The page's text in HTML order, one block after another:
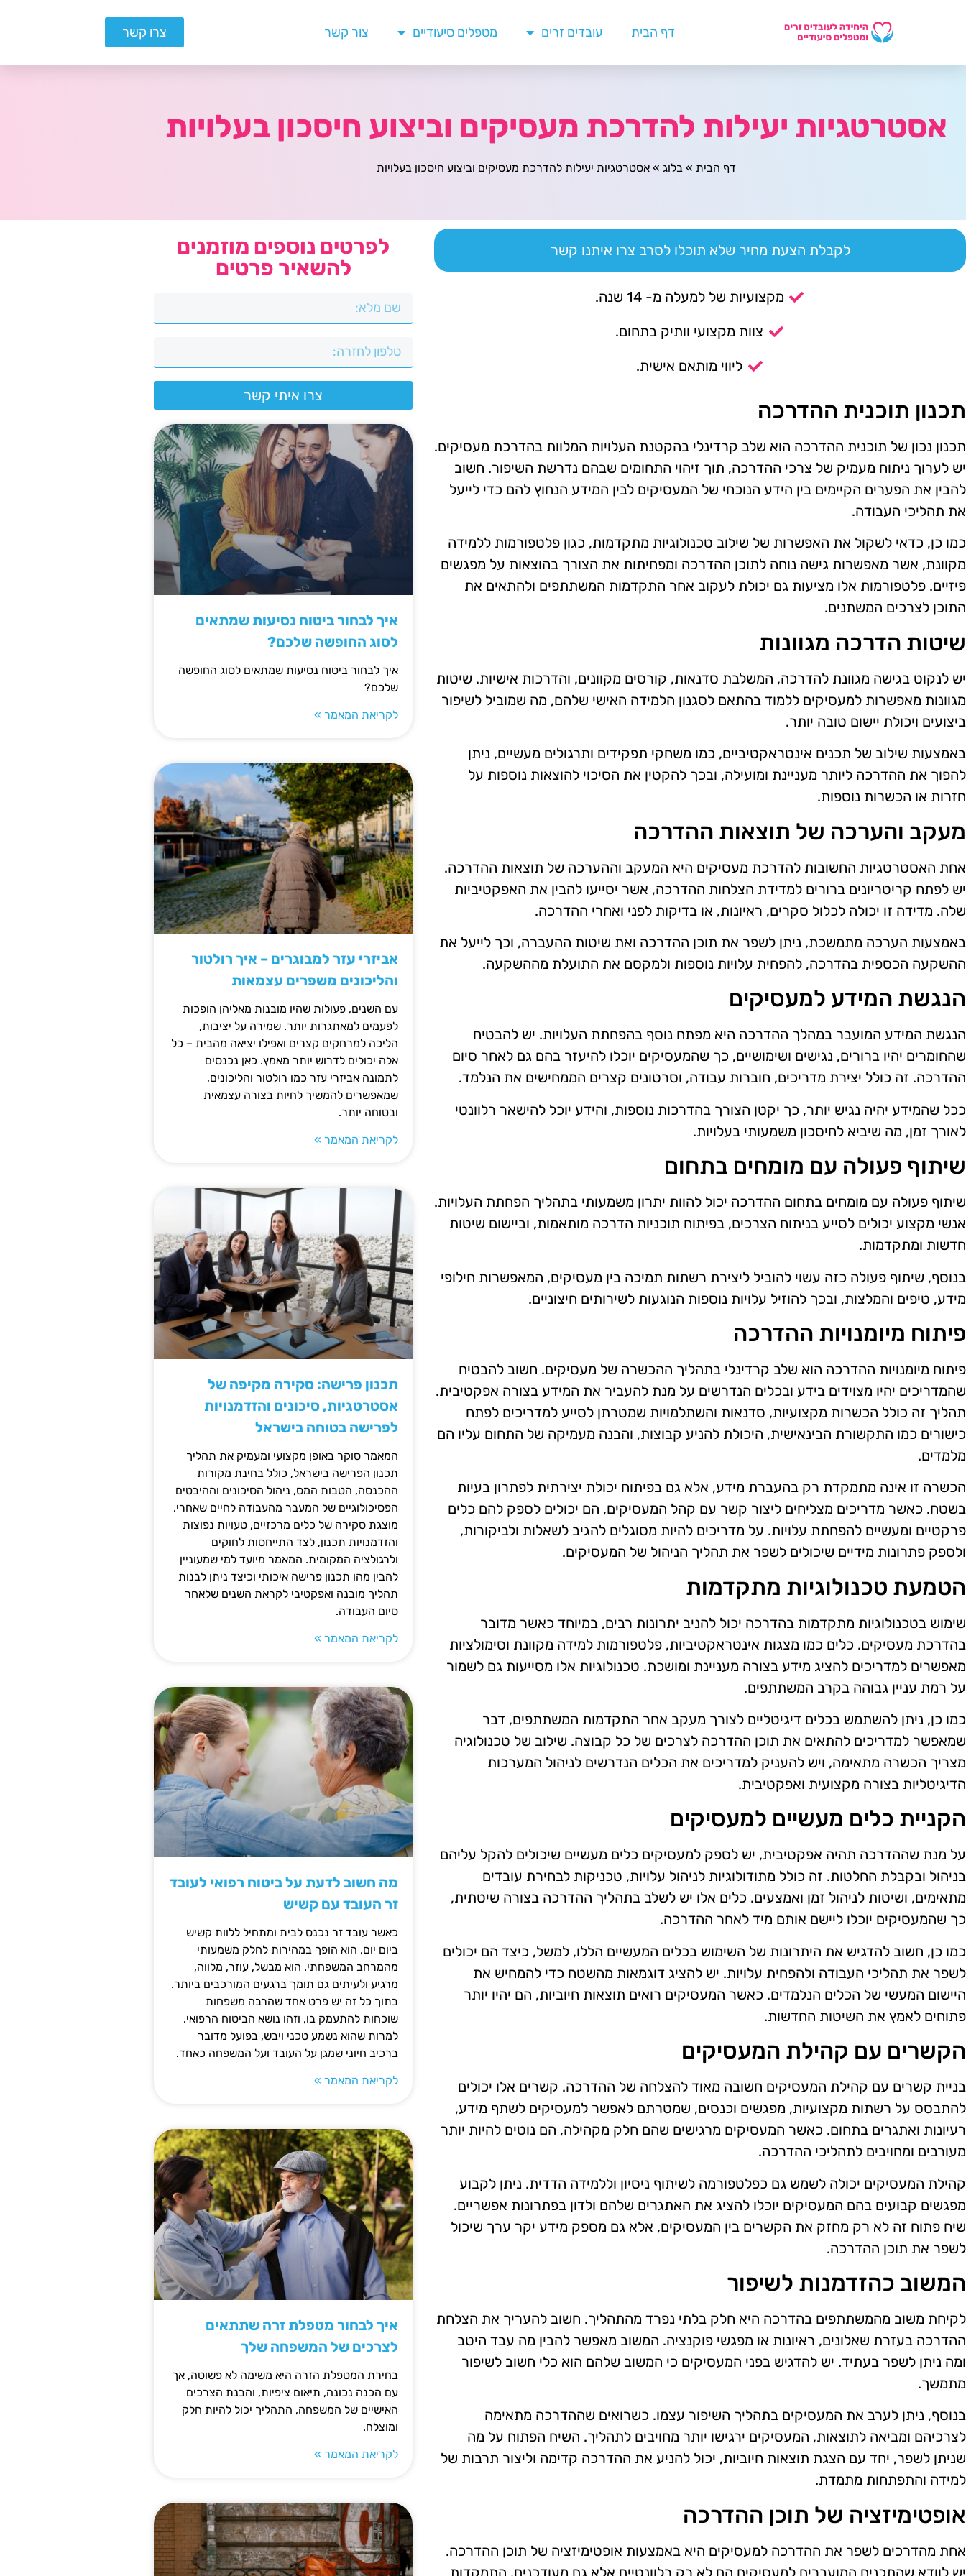
דף הבית עובדים זרים מטפלים סיעודיים צור קשר צרו קשר
אסטרטגיות יעילות להדרכת מעסיקים וביצוע חיסכון בעלויות
דף הבית » בלוג » אסטרטגיות יעילות להדרכת מעסיקים וביצוע חיסכון בעלויות
לקבלת הצעת מחיר שלא תוכלו לסרב צרו איתנו קשר
מקצועיות של למעלה מ- 14 שנה.
צוות מקצועי וותיק בתחום.
ליווי מותאם אישית.
תכנון תוכנית ההדרכה
תכנון נכון של תוכנית ההדרכה הוא שלב קרדינלי בהקטנת העלויות המלוות בהדרכת מעסיקים.
יש לערוך ניתוח מעמיק של צרכי ההדרכה, תוך זיהוי התחומים שבהם נדרשת השיפור. חשוב
להבין את הפערים הקיימים בין הידע הנוכחי של המעסיקים לבין המידע הנחוץ להם כדי לייעל
את תהליכי העבודה.
כמו כן, כדאי לשקול את האפשרות של שילוב טכנולוגיות מתקדמות, כגון פלטפורמות ללמידה
מקוונת, אשר מאפשרות גישה נוחה לתוכן ההדרכה ומפחיתות את הצורך בהוצאות על מפגשים
פיזיים. פלטפורמות אלו מציעות גם יכולת לעקוב אחר התקדמות המשתתפים ולהתאים את
התוכן לצרכים המשתנים.
שיטות הדרכה מגוונות
יש לנקוט בגישה מגוונת להדרכה, המשלבת סדנאות, קורסים מקוונים, והדרכות אישיות. שיטות
מגוונות מאפשרות למעסיקים ללמוד בהתאם לסגנון הלמידה האישי שלהם, מה שמוביל לשיפור
ביצועים ויכולת יישום טובה יותר.
באמצעות שילוב של תכנים אינטראקטיביים, כמו משחקי תפקידים ותרגולים מעשיים, ניתן
להפוך את ההדרכה ליותר מעניינת ומועילה, ובכך להקטין את הסיכוי להוצאות נוספות על
חזרות או הכשרות נוספות.
מעקב והערכה של תוצאות ההדרכה
אחת האסטרטגיות החשובות להדרכת מעסיקים היא המעקב וההערכה של תוצאות ההדרכה.
יש לפתח קריטריונים ברורים למדידת הצלחות ההדרכה, אשר יסייעו להבין את האפקטיביות
שלה. מדידה זו יכולה לכלול סקרים, ראיונות, או בדיקות לפני ואחרי ההדרכה.
באמצעות הערכה מתמשכת, ניתן לשפר את תוכן ההדרכה ואת שיטות ההעברה, וכך לייעל את
ההשקעה הכספית בהדרכה, להפחית עלויות נוספות ולמקסם את התועלת מההשקעה.
הנגשת המידע למעסיקים
הנגשת המידע המועבר במהלך ההדרכה היא מפתח נוסף בהפחתת העלויות. יש להבטיח
שהחומרים יהיו ברורים, נגישים ושימושיים, כך שהמעסיקים יוכלו להיעזר בהם גם לאחר סיום
ההדרכה. זה כולל יצירת מדריכים, חוברות עבודה, וסרטונים קצרים הממחישים את הנלמד.
ככל שהמידע יהיה נגיש יותר, כך יקטן הצורך בהדרכות נוספות, והידע יוכל להישאר רלוונטי
לאורך זמן, מה שיביא לחיסכון משמעותי בעלויות.
שיתוף פעולה עם מומחים בתחום
שיתוף פעולה עם מומחים בתחום ההדרכה יכול להוות יתרון משמעותי בתהליך הפחתת העלויות.
אנשי מקצוע יכולים לסייע בניתוח הצרכים, בפיתוח תוכניות הדרכה מותאמות, וביישום שיטות
חדשות ומתקדמות.
בנוסף, שיתוף פעולה כזה עשוי להוביל ליצירת רשתות תמיכה בין מעסיקים, המאפשרות חילופי
מידע, טיפים והמלצות, ובכך להוזיל עלויות נוספות הנוגעות לשירותים חיצוניים.
פיתוח מיומנויות ההדרכה
פיתוח מיומנויות ההדרכה הוא שלב קרדינלי בתהליך ההכשרה של מעסיקים. חשוב להבטיח
שהמדריכים יהיו מצוידים בידע ובכלים הנדרשים על מנת להעביר את המידע בצורה אפקטיבית.
תהליך זה כולל הכשרות מקצועיות, סדנאות והשתלמויות שמטרתן לסייע למדריכים לפתח
כישורים כמו התקשורת הבינאישית, היכולת להניע קבוצות, והבנה מעמיקה של התחום עליו הם
מלמדים.
הכשרה זו אינה מתמקדת רק בהעברת מידע, אלא גם בפיתוח יכולת יצירתית לפתרון בעיות
בשטח. כאשר מדריכים מצליחים ליצור קשר עם קהל המעסיקים, הם יכולים לספק להם כלים
פרקטיים ומעשיים להפחתת עלויות. על מדריכים להיות מסוגלים להגיב לשאלות ולביקורות,
ולספק פתרונות מידיים שיכולים לשפר את תהליך הניהול של המעסיקים.
הטמעת טכנולוגיות מתקדמות
שימוש בטכנולוגיות מתקדמות בהדרכה יכול להניב יתרונות רבים, במיוחד כאשר מדובר
בהדרכת מעסיקים. כלים כמו מצגות אינטראקטיביות, פלטפורמות למידה מקוונת וסימולציות
מאפשרים למדריכים להציג מידע בצורה מעניינת ומושכת. טכנולוגיות אלו מסייעות גם לשמור
על רמת עניין גבוהה בקרב המשתתפים.
כמו כן, ניתן להשתמש בכלים דיגיטליים לצורך מעקב אחר התקדמות המשתתפים, דבר
שמאפשר למדריכים להתאים את תוכן ההדרכה לצרכים של כל קבוצה. שילוב של טכנולוגיה
מצריך הכשרה מתאימה, ויש להעניק למדריכים את הכלים הנדרשים לניהול המערכות
הדיגיטליות בצורה מקצועית ואפקטיבית.
הקניית כלים מעשיים למעסיקים
על מנת שההדרכה תהיה אפקטיבית, יש לספק למעסיקים כלים מעשיים שיכולים להקל עליהם
בניהול ובקבלת החלטות. זה כולל מתודולוגיות לניהול עלויות, טכניקות לבחירת עובדים
מתאימים, ושיטות לניהול זמן ואמצעים. כלים אלו יש לשלב בתהליך ההדרכה בצורה שיטתית,
כך שהמעסיקים יוכלו ליישם אותם מיד לאחר ההדרכה.
כמו כן, חשוב להדגיש את היתרונות של השימוש בכלים המעשיים הללו, למשל, כיצד הם יכולים
לשפר את תהליכי העבודה ולהפחית עלויות. יש להציג דוגמאות מהשטח כדי להמחיש את
היישום המעשי של הכלים הנלמדים. כאשר המעסיקים רואים תוצאות חיוביות, הם יהיו יותר
פתוחים לאמץ את השיטות החדשות.
הקשרים עם קהילת המעסיקים
בניית קשרים עם קהילת המעסיקים חשובה מאוד להצלחה של ההדרכה. קשרים אלו יכולים
להתבסס על רשתות מקצועיות, מפגשים וכנסים, שמטרתם לאפשר למעסיקים לשתף מידע,
רעיונות ואתגרים בתחום. כאשר המעסיקים מרגישים שהם חלק מקהילה, הם נוטים להיות יותר
מעורבים ומחויבים לתהליכי ההדרכה.
קהילת המעסיקים יכולה לשמש גם כפלטפורמה לשיתוף ניסיון וללמידה הדדית. ניתן לקבוע
מפגשים קבועים בהם המעסיקים יוכלו להציג את האתגרים שלהם ולדון בפתרונות אפשריים.
שיח פתוח זה לא רק מחזק את הקשרים בין המעסיקים, אלא גם מספק מידע יקר ערך שיכול
לשפר את תוכן ההדרכה.
המשוב כהזדמנות לשיפור
לקיחת משוב מהמשתתפים בהדרכה היא חלק בלתי נפרד מהתהליך. חשוב להעריך את הצלחת
ההדרכה בעזרת שאלונים, ראיונות או מפגשי פוקנציה. המשוב מאפשר להבין מה עבד היטב
ומה ניתן לשפר בעתיד. יש להדגיש בפני המעסיקים כי המשוב שלהם הוא כלי חשוב לשיפור
מתמשך.
בנוסף, ניתן לערב את המעסיקים בתהליך השיפור עצמו. כשרואים שההדרכה מתאימה
לצרכיהם ומביאה לתוצאות, המעסיקים ירגישו יותר מחויבים לתהליך. השיח הפתוח על מה
שניתן לשפר, יחד עם הצגת תוצאות חיוביות, יכול להניע את ההדרכה קדימה וליצור תרבות של
למידה והתפתחות מתמדת.
אופטימיזציה של תוכן ההדרכה
אחת מהדרכים לשפר את ההדרכה למעסיקים היא באמצעות אופטימיזציה של תוכן ההדרכה.
יש לוודא שהתכנים המועברים למעסיקים הם לא רק רלוונטיים אלא גם מעודכנים. התמקדות
לפרטים נוספים מוזמנים
להשאיר פרטים
צרו איתי קשר
איך לבחור ביטוח נסיעות שמתאים
לסוג החופשה שלכם?
איך לבחור ביטוח נסיעות שמתאים לסוג החופשה
שלכם?
לקריאת המאמר »
אביזרי עזר למבוגרים – איך רולטור
והליכונים משפרים עצמאות
עם השנים, פעולות שהיו מובנות מאליהן הופכות
לפעמים למאתגרות יותר. שמירה על יציבות,
הליכה למרחקים קצרים ואפילו יציאה מהבית – כל
אלה יכולים לדרוש יותר מאמץ. כאן נכנסים
לתמונה אביזרי עזר כמו רולטור והליכונים,
שמאפשרים להמשיך לחיות בצורה עצמאית
ובטוחה יותר.
לקריאת המאמר »
תכנון פרישה: סקירה מקיפה של
אסטרטגיות, סיכונים והזדמנויות
לפרישה בטוחה בישראל
המאמר סוקר באופן מקצועי ומעמיק את תהליך
תכנון הפרישה בישראל, כולל בחינת מקורות
ההכנסה, הטבות המס, ניהול הסיכונים וההיבטים
הפסיכולוגיים של המעבר מהעבודה לחיים שאחרי.
מוצגת סקירה של כלים מרכזיים, טעויות נפוצות
והזדמנויות תכנון, לצד התייחסות לחוקים
ולרגולציה המקומית. המאמר מיועד למי שמעוניין
להבין מהו תכנון פרישה איכותי וכיצד ניתן לבנות
תהליך מובנה ואפקטיבי לקראת השנים שלאחר
סיום העבודה.
לקריאת המאמר »
מה חשוב לדעת על ביטוח רפואי לעובד
זר העובד עם קשיש
כאשר עובד זר נכנס לבית ומתחיל ללוות קשיש
ביום יום, הוא הופך במהירות לחלק משמעותי
מהמרחב המשפחתי. הוא מבשל, עוזר, מלווה,
מרגיע ולעיתים גם תומך ברגעים המורכבים ביותר.
בתוך כל זה יש פרט אחד שהרבה משפחות
שוכחות להתעמק בו, וזהו נושא הביטוח הרפואי.
למרות שהוא נשמע טכני ויבש, בפועל מדובר
ברכיב חיוני שמגן על העובד ועל המשפחה כאחד.
לקריאת המאמר »
איך לבחור מטפלת זרה שתתאים
לצרכים של המשפחה שלך
בחירת המטפלת הזרה היא משימה לא פשוטה, אך
עם הכנה נכונה, תיאום ציפיות, והבנת הצרכים
האישיים של המשפחה, התהליך יכול להיות חלק
ומוצלח.
לקריאת המאמר »